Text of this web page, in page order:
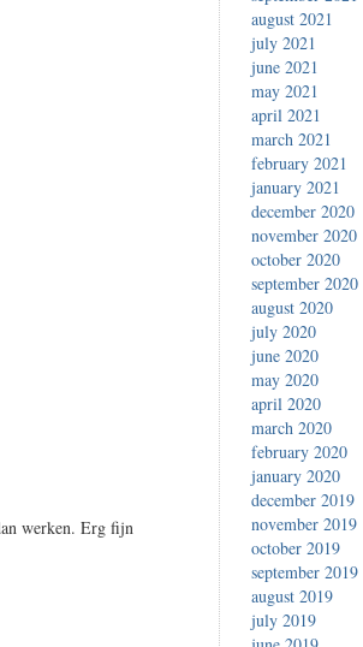
werken. Erg fijn
august 2021
july 2021
june 2021
may 2021
april 2021
march 2021
february 2021
january 2021
december 2020
november 2020
october 2020
september 2020
august 2020
july 2020
june 2020
may 2020
april 2020
march 2020
february 2020
january 2020
december 2019
november 2019
october 2019
september 2019
august 2019
july 2019